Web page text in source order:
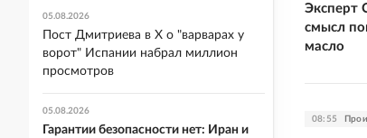
Эксперт
смысл
масло
08:55
05.08.2026
Пост Дмитриева в X о "варварах у
ворот" Испании набрал миллион
просмотров
05.08.2026
Гарантии безопасности нет: Иран и